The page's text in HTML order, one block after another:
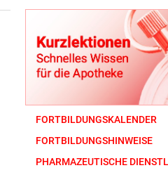
FORTBILDUNGSKALENDER
FORTBILDUNGSHINWEISE
PHARMAZEUTISCHE